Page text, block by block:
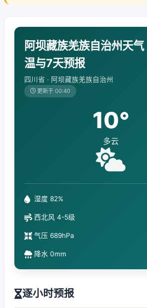
阿坝藏族羌族自治州天
温与7天预报
四川省 · 阿坝藏族羌族自治州
更新于 00:40
10°
多云
湿度 82%
西北风 4-5级
气压 689hPa
降水 0mm
逐小时预报